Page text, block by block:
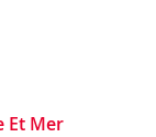
Et Mer